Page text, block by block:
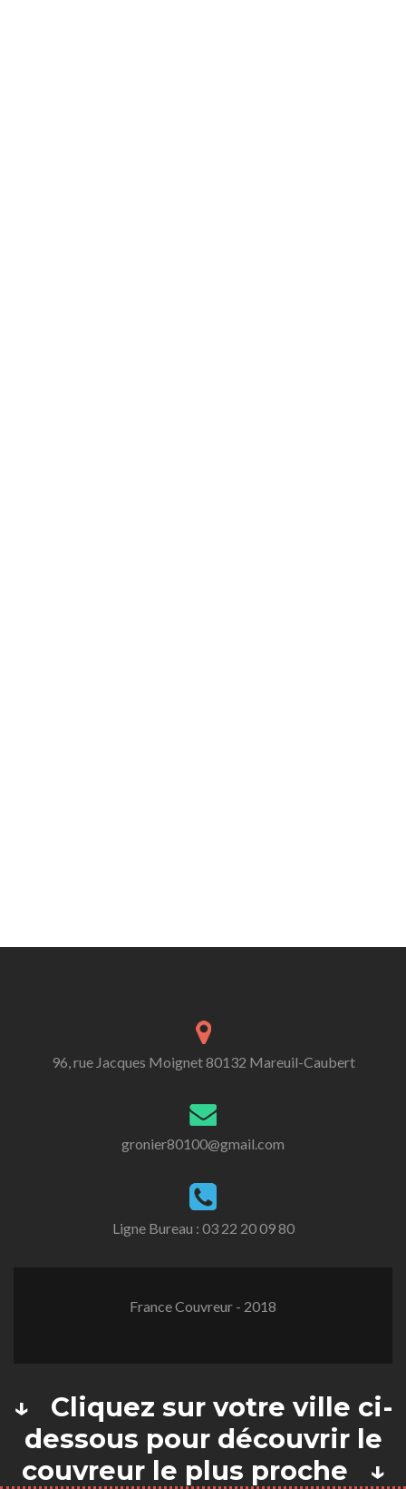
96, rue Jacques Moignet 80132 Mareuil-Caubert
gronier80100@gmail.com
Ligne Bureau : 03 22 20 09 80
France Couvreur - 2018
↓ Cliquez sur votre ville ci-
dessous pour découvrir le
couvreur le plus proche ↓